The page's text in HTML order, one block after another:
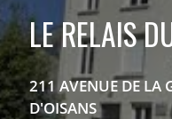
LE RELAIS
211 AVENUE DE LA
D'OISANS